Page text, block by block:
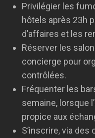
Privilégier les
hôtels après 23h
d’affaires et les
Réserver les
concierge pour
contrôlées.
Fréquenter les
semaine, lorsque
propice aux
S’inscrire, via